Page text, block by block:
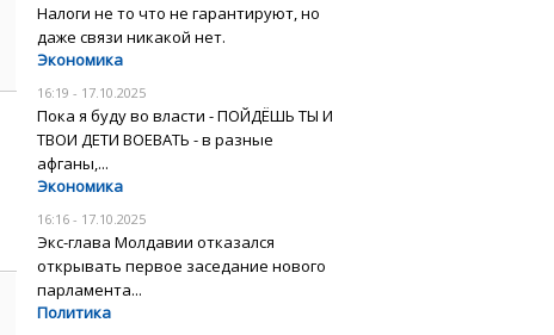
Налоги не то что не гарантируют, но
даже связи никакой нет.
Экономика
16:19 - 17.10.2025
Пока я буду во власти - ПОЙДЁШЬ ТЫ И
ТВОИ ДЕТИ ВОЕВАТЬ - в разные
афганы,...
Экономика
16:16 - 17.10.2025
Экс-глава Молдавии отказался
открывать первое заседание нового
парламента...
Политика